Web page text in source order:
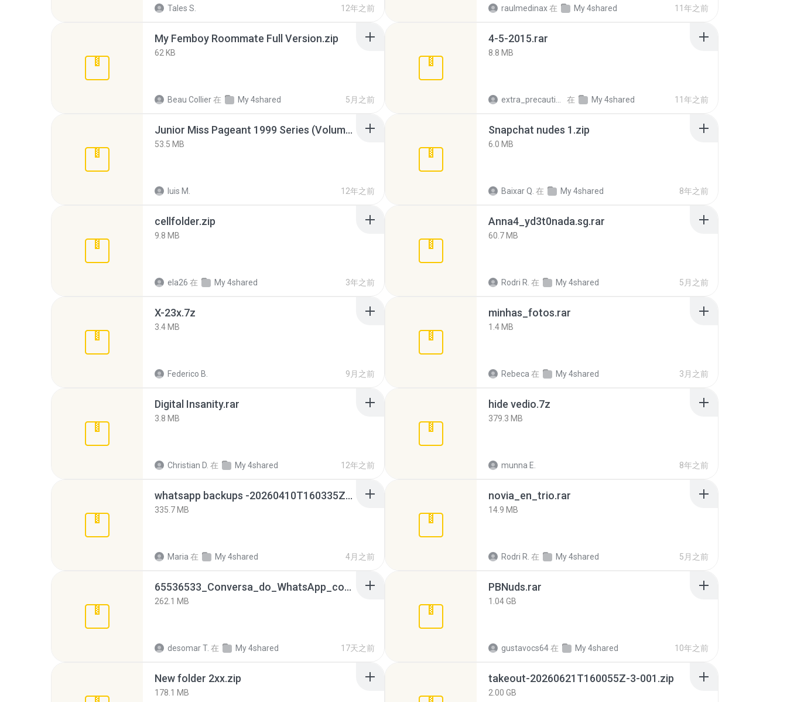
Tales S. 12年之前 raulmedinax在 My 4shared 11年之前
My Femboy Roommate Full Version.zip
62 KB
Beau Collier在 My 4shared 5月之前
4-5-2015.rar
8.8 MB
在 My 4shared 11年之前
Junior Miss Pageant 1999 Series (Volume I Part I NC 6).7z
53.5 MB
luis M. 12年之前
Snapchat nudes 1.zip
6.0 MB
Baixar Q. 在 My 4shared 8年之前
cellfolder.zip
9.8 MB
ela26 在 My 4shared 3年之前
Anna4_yd3t0nada.sg.rar
60.7 MB
Rodri R. 在 My 4shared 5月之前
X-23x.7z
3.4 MB
Federico B. 9月之前
minhas_fotos.rar
1.4 MB
Rebeca 在 My 4shared 3月之前
Digital Insanity.rar
3.8 MB
Christian D. 在 My 4shared 12年之前
hide vedio.7z
379.3 MB
munna E. 8年之前
whatsapp backups -20260410T160335Z-3-001.zip
335.7 MB
Maria 在 My 4shared 4月之前
novia_en_trio.rar
14.9 MB
Rodri R. 在 My 4shared 5月之前
65536533_Conversa_do_WhatsApp_com_Meu_Esposo.zip
262.1 MB
desomar T. 在 My 4shared 17天之前
PBNuds.rar
1.04 GB
gustavocs64在 My 4shared 10年之前
New folder 2xx.zip
178.1 MB
takeout-20260621T160055Z-3-001.zip
2.00 GB